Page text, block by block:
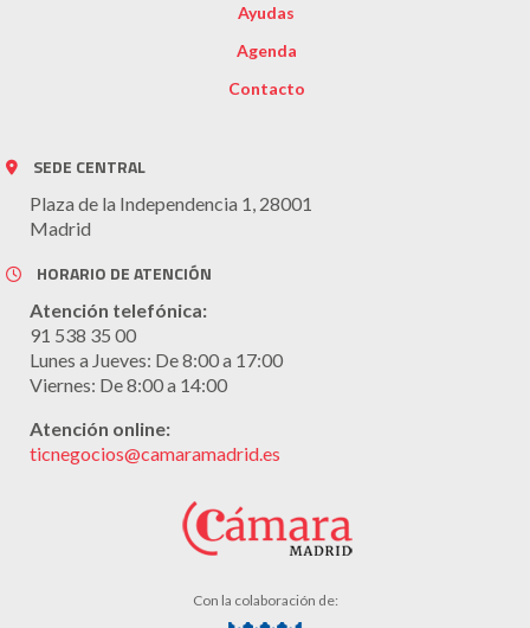
Ayudas
Agenda
Contacto
SEDE CENTRAL
Plaza de la Independencia 1, 28001
Madrid
HORARIO DE ATENCIÓN
Atención telefónica:
91 538 35 00
Lunes a Jueves: De 8:00 a 17:00
Viernes: De 8:00 a 14:00
Atención online:
ticnegocios@camaramadrid.es
Con la colaboración de: